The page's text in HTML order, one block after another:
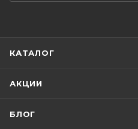
КАТАЛОГ
АКЦИИ
БЛОГ